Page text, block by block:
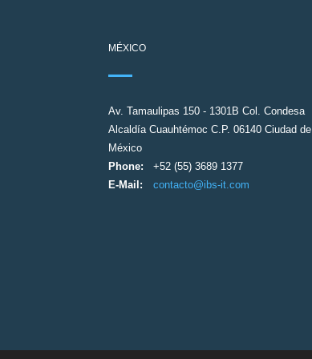
MÉXICO
Av. Tamaulipas 150 - 1301B Col. Condesa
Alcaldía Cuauhtémoc C.P. 06140 Ciudad de
México
Phone:
+52 (55) 3689 1377
E-Mail:
contacto@ibs-it.com